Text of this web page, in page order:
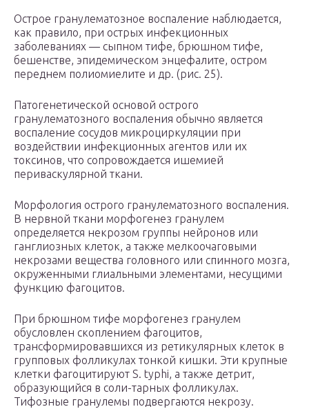
Острое гранулематозное воспаление наблюдается,
как правило, при острых инфекционных
заболеваниях — сыпном тифе, брюшном тифе,
бешенстве, эпидемическом энцефалите, остром
переднем полиомиелите и др. (рис. 25).
Патогенетической основой острого
гранулематозного воспаления обычно является
воспаление сосудов микроциркуляции при
воздействии инфекционных агентов или их
токсинов, что сопровождается ишемией
периваскулярной ткани.
Морфология острого гранулематозного воспаления.
В нервной ткани морфогенез гранулем
определяется некрозом группы нейронов или
ганглиозных клеток, а также мелкоочаговыми
некрозами вещества головного или спинного мозга,
окруженными глиальными элементами, несущими
функцию фагоцитов.
При брюшном тифе морфогенез гранулем
обусловлен скоплением фагоцитов,
трансформировавшихся из ретикулярных клеток в
групповых фолликулах тонкой кишки. Эти крупные
клетки фагоцитируют S. typhi, а также детрит,
образующийся в соли-тарных фолликулах.
Тифозные гранулемы подвергаются некрозу.